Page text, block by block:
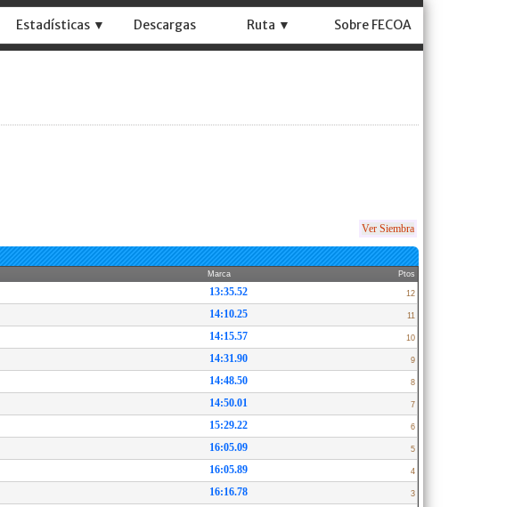
Estadísticas ▼ Descargas Ruta ▼ Sobre FECOA
Ver Siembra
Marca Ptos
13:35.52 12
14:10.25 11
14:15.57 10
14:31.90 9
14:48.50 8
14:50.01 7
15:29.22 6
16:05.09 5
16:05.89 4
16:16.78 3